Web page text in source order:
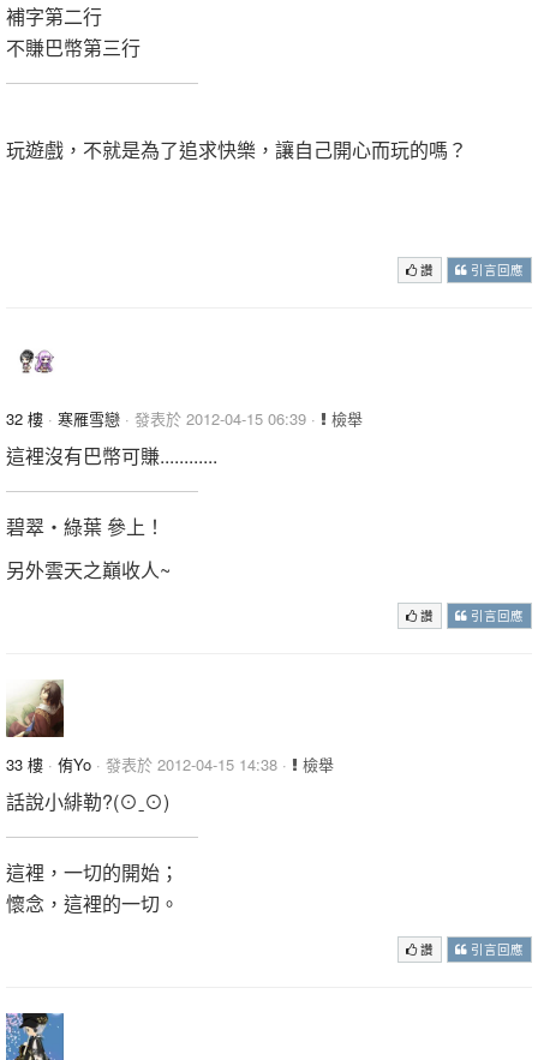
補字第二行
不賺巴幣第三行
玩遊戲，不就是為了追求快樂，讓自己開心而玩的嗎？
讚 引言回應
32 樓 · 寒雁雪戀 · 發表於 2012-04-15 06:39 · 檢舉
這裡沒有巴幣可賺............
碧翠‧綠葉 參上！
另外雲天之巔收人~
讚 引言回應
33 樓 · 侑Yo · 發表於 2012-04-15 14:38 · 檢舉
話說小緋勒?(⊙ˍ⊙)
這裡，一切的開始；
懷念，這裡的一切。
讚 引言回應